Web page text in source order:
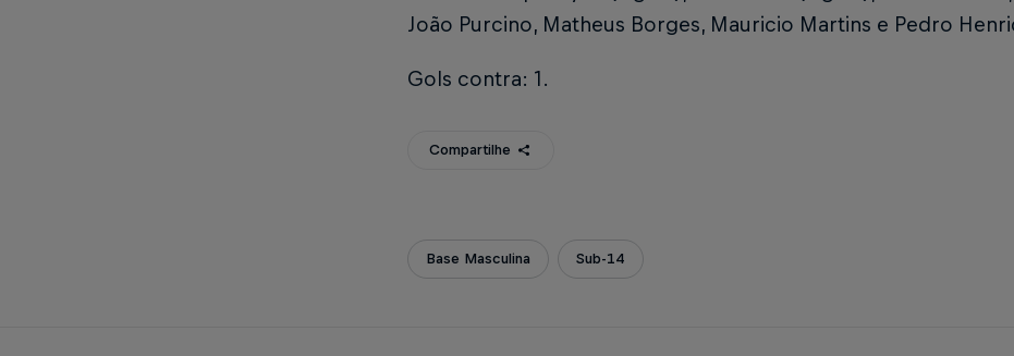
João Purcino, Matheus Borges, Mauricio Martins e Pedro
Gols contra: 1.
Compartilhe
Base Masculina Sub-14